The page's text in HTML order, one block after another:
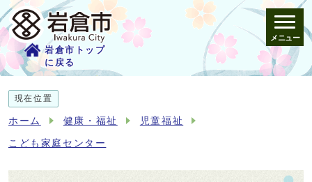
岩倉市トップ
に戻る
メニュー
現在位置
ホーム 健康・福祉 児童福祉
こども家庭センター